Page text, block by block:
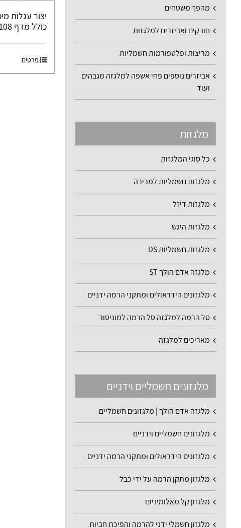
כולל מדף A4 DE108
פרטים
מהפך משטחים
חובקים ואביזרים למלגזות
מריצות ופלטפורמות חשמליות
אביזרים נוספים פחי אשפה למלגזה מגבהים
ועוד
מלגזות
כל סוגי המלגזות
מלגזות חשמליות למכירה
מלגזות דיזל
מלגזות היגש
מלגזות חשמליות DS
מלגזה אדם הולך ST
מלגזונים הידראולים ומתקני הרמה ידניים
סל הרמה למלגזה סל הרמה למוניטור
מאריכים למלגזה
מלגזונים חשמליים וידניים
מלגזה אדם הולך | מלגזונים חשמליים
מלגזונים חשמליים וידניים
מלגזונים הידראולים ומתקני הרמה ידניים
מלגזון מתקן הרמה על ידי כבל
מלגזון קל מאלומיניום
מלגזון חשמלי ידני להרמה והפיכת חביות